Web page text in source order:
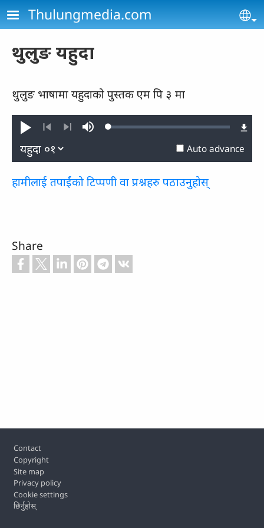
Skip to main content
Thulungmedia.com
थुलुङ यहुदा
थुलुङ भाषामा यहुदाको पुस्तक एम पि ३ मा
Play MuteLoaded:
Auto advance
हामीलाई तपाईंको टिप्पणी वा प्रश्नहरु पठाउनुहोस्
Share
Footer
Contact
Copyright
Site map
Privacy policy
Cookie settings
छिर्नुहोस्